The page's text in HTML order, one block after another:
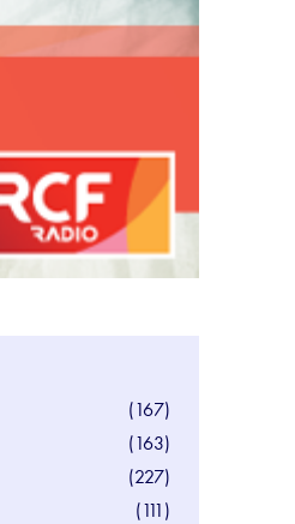
(167)
(163)
(227)
(111)